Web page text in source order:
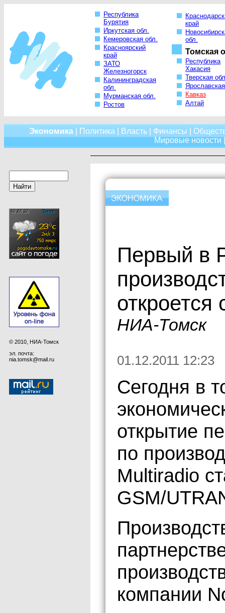
Республика
Бурятия
Иркутская обл.
Кемеровская обл.
Красноярский
край
ЗАТО
Железногорск
Калининградская
обл.
Мурманская обл.
Ростов
край
обл.
Томская
Республика
Хакасия
Тверская
Кавказ
Алтай
Экономика| Политика Власть| Финансы
Мировые новости
© 2010, НИА-Томск
эл. почта:
nia.tomsk@mail.ru
Первый в
откроется
НИА-Томск
01.12.2011 12:23
Сегодня в
открытие
по
Multiradio
GSM/
компании